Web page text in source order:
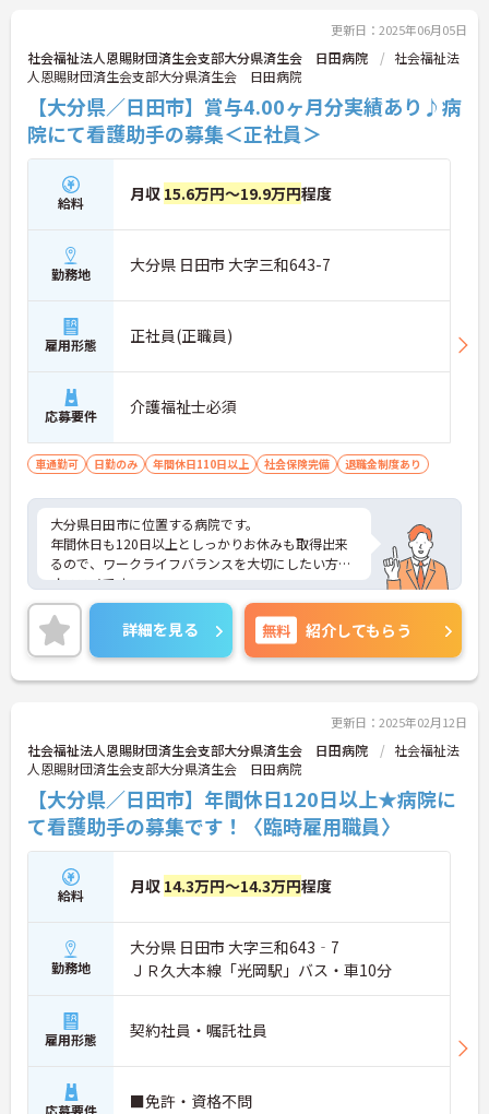
ントもお伝えしますので是非ご応募お待ちしており
ます。
更新日：2025年06月05日
社会福祉法人恩賜財団済生会支部大分県済生会 日田病院
社会福祉法
人恩賜財団済生会支部大分県済生会 日田病院
【大分県／日田市】賞与4.00ヶ月分実績あり♪病
院にて看護助手の募集＜正社員＞
給料 月収 15.6万円～19.9万円程度
勤務地 大分県 日田市 大字三和643-7
雇用形態 正社員(正職員)
応募要件 介護福祉士必須
車通勤可 日勤のみ 年間休日110日以上 社会保険完備 退職金制度あり
大分県日田市に位置する病院です。
年間休日も120日以上としっかりお休みも取得出来
るので、ワークライフバランスを大切にしたい方に
オススメです。
賞与4.00ヶ月分支給実績もあり、頑張りがしっかり
と反映されるのもおすすめしたいポイントのひとつ
です。
ご興味をお持ちの方はお気軽にお問い合わせくださ
い。
詳細を見る 無料 紹介してもらう
更新日：2025年02月12日
社会福祉法人恩賜財団済生会支部大分県済生会 日田病院
社会福祉法
人恩賜財団済生会支部大分県済生会 日田病院
【大分県／日田市】年間休日120日以上★病院に
て看護助手の募集です！〈臨時雇用職員〉
給料 月収 14.3万円～14.3万円程度
勤務地
大分県 日田市 大字三和643‐7
ＪＲ久大本線「光岡駅」バス・車10分
雇用形態 契約社員・嘱託社員
■免許・資格不問